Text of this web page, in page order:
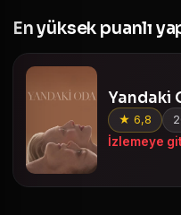
En yüksek puanlı
Yandaki
★ 6,8
İzlemeye